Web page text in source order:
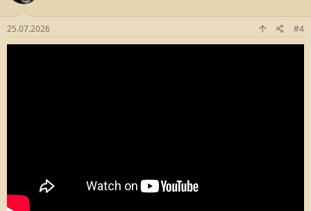
25.07.2026 #4